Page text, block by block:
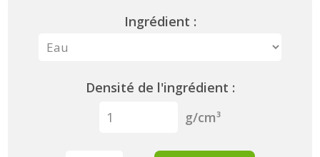
Ingrédient :
Densité de l'ingrédient :
g/cm³